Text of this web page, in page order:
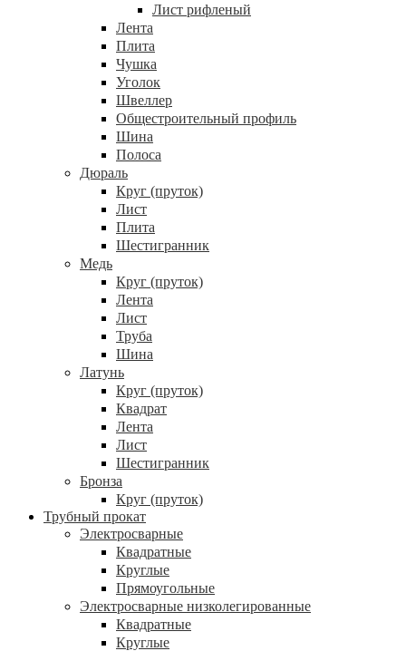
Лист рифленый
Лента
Плита
Чушка
Уголок
Швеллер
Общестроительный профиль
Шина
Полоса
Дюраль
Круг (пруток)
Лист
Плита
Шестигранник
Медь
Круг (пруток)
Лента
Лист
Труба
Шина
Латунь
Круг (пруток)
Квадрат
Лента
Лист
Шестигранник
Бронза
Круг (пруток)
Трубный прокат
Электросварные
Квадратные
Круглые
Прямоугольные
Электросварные низколегированные
Квадратные
Круглые